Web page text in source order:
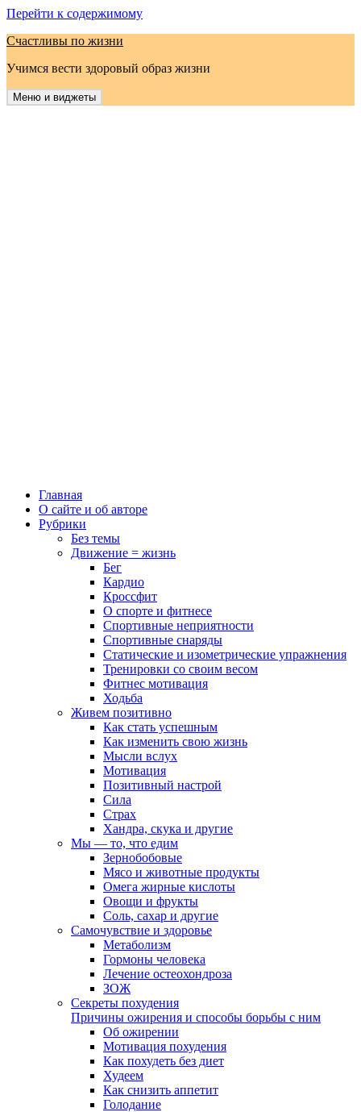
Перейти к содержимому
Счастливы по жизни
Учимся вести здоровый образ жизни
Меню и виджеты
Главная
О сайте и об авторе
Рубрики
Без темы
Движение = жизнь
Бег
Кардио
Кроссфит
О спорте и фитнесе
Спортивные неприятности
Спортивные снаряды
Статические и изометрические упражнения
Тренировки со своим весом
Фитнес мотивация
Ходьба
Живем позитивно
Как стать успешным
Как изменить свою жизнь
Мысли вслух
Мотивация
Позитивный настрой
Сила
Страх
Хандра, скука и другие
Мы — то, что едим
Зернобобовые
Мясо и животные продукты
Омега жирные кислоты
Овощи и фрукты
Соль, сахар и другие
Самочувствие и здоровье
Метаболизм
Гормоны человека
Лечение остеохондроза
ЗОЖ
Секреты похудения
Причины ожирения и способы борьбы с ним
Об ожирении
Мотивация похудения
Как похудеть без диет
Худеем
Как снизить аппетит
Голодание